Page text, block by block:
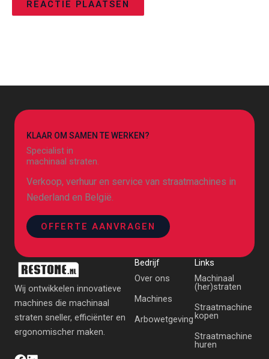
KLAAR OM SAMEN TE WERKEN?
Specialist in
machinaal straten.
Verkoop, verhuur en service van straatmachines in
Nederland en België.
OFFERTE AANVRAGEN
Wij ontwikkelen innovatieve
machines die machinaal
straten sneller, efficiënter en
ergonomischer maken.
Bedrijf
Over ons
Machines
Arbowetgeving
Links
Machinaal
(her)straten
Straatmachine
kopen
Straatmachine
huren